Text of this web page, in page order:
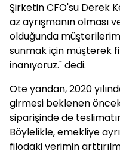
Şirketin CFO'su Derek
az ayrışmanın olması
olduğunda
sunmak için müşterek
inanıyoruz." dedi.
Öte yandan, 2020
girmesi beklenen
siparişinde de
Böylelikle, emekliye
filodaki verimin